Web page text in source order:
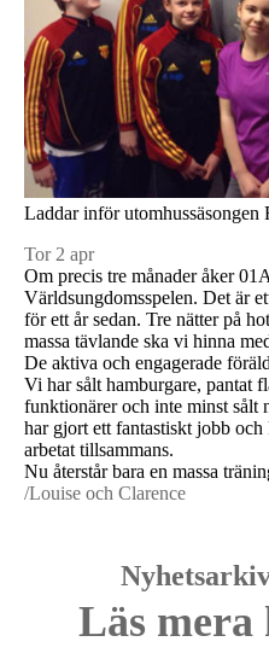
Laddar inför
Tor 2 apr
Om precis tre månader åker
Världsungdomsspelen. Det är
för ett år sedan. Tre nätter på
massa tävlande ska vi hinna
De aktiva och engagerade
Vi har sålt hamburgare, pantat
funktionärer och inte minst sålt
har gjort ett fantastiskt jobb
arbetat tillsammans.
Nu återstår bara en massa
/Louise och Clarence
Läs mera